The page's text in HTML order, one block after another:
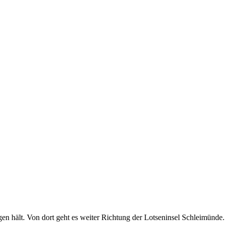
hält. Von dort geht es weiter Richtung der Lotseninsel Schleimünde.